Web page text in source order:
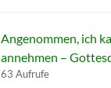
Angenommen, ich
annehmen –
63 Aufrufe